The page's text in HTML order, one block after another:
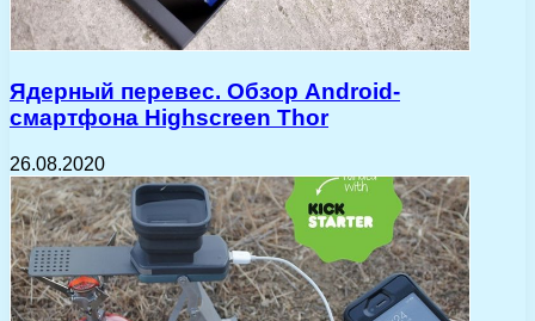
Ядерный перевес. Обзор Android-
смартфона Highscreen Thor
26.08.2020